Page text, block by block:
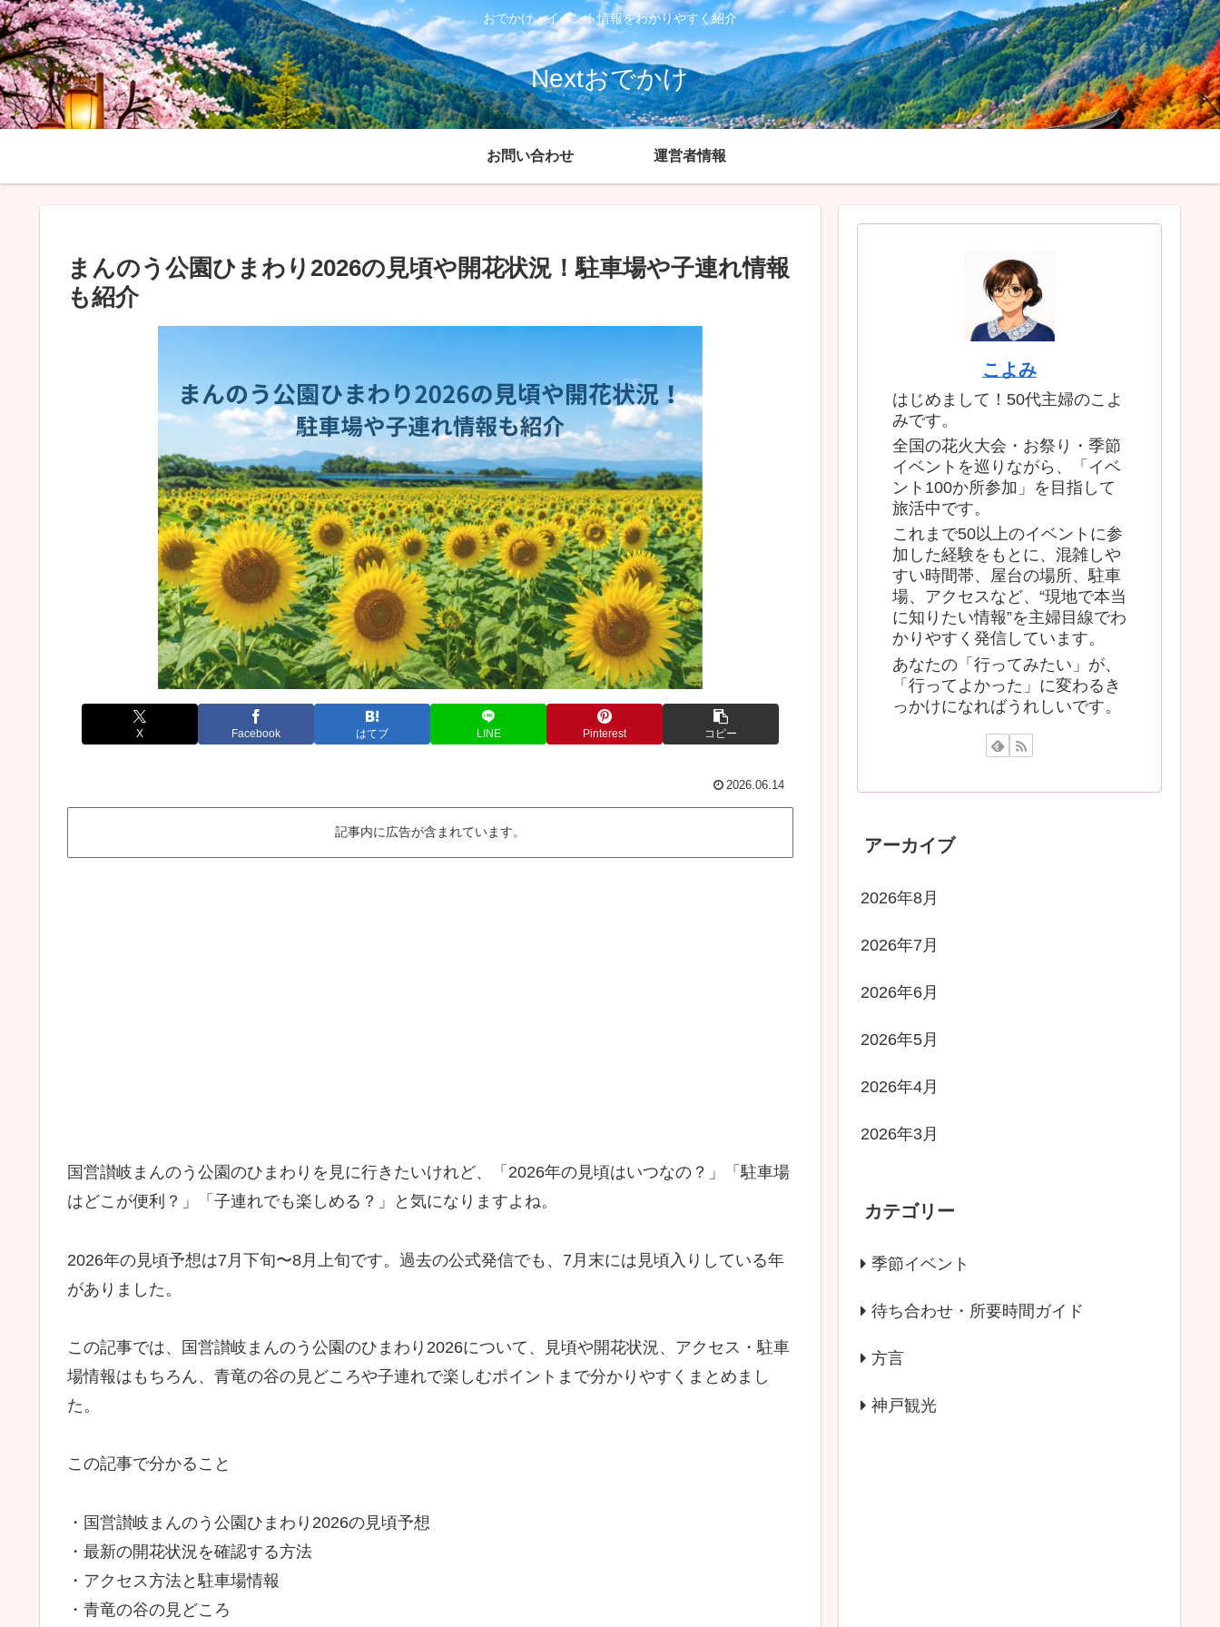
おでかけ・イベント情報をわかりやすく紹介
Nextおでかけ
お問い合わせ 運営者情報
まんのう公園ひまわり2026の見頃や開花状況！駐車場や子連れ情報
も紹介
X Facebook はてブ LINE Pinterest コピー
2026.06.14
記事内に広告が含まれています。
国営讃岐まんのう公園のひまわりを見に行きたいけれど、「2026年の見頃はいつなの？」「駐車場
はどこが便利？」「子連れでも楽しめる？」と気になりますよね。
2026年の見頃予想は7月下旬〜8月上旬です。過去の公式発信でも、7月末には見頃入りしている年
がありました。
この記事では、国営讃岐まんのう公園のひまわり2026について、見頃や開花状況、アクセス・駐車
場情報はもちろん、青竜の谷の見どころや子連れで楽しむポイントまで分かりやすくまとめまし
た。
この記事で分かること
・国営讃岐まんのう公園ひまわり2026の見頃予想
・最新の開花状況を確認する方法
・アクセス方法と駐車場情報
・青竜の谷の見どころ
こよみ
はじめまして！50代主婦のこよ
みです。
全国の花火大会・お祭り・季節
イベントを巡りながら、「イベ
ント100か所参加」を目指して
旅活中です。
これまで50以上のイベントに参
加した経験をもとに、混雑しや
すい時間帯、屋台の場所、駐車
場、アクセスなど、“現地で本当
に知りたい情報”を主婦目線でわ
かりやすく発信しています。
あなたの「行ってみたい」が、
「行ってよかった」に変わるき
っかけになればうれしいです。
アーカイブ
2026年8月
2026年7月
2026年6月
2026年5月
2026年4月
2026年3月
カテゴリー
季節イベント
待ち合わせ・所要時間ガイド
方言
神戸観光